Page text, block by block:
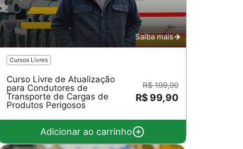
Saiba mais
Cursos Livres
Curso Livre de Atualização
para Condutores de
Transporte de Cargas de
Produtos Perigosos
R$ 199,90
R$ 99,90
Adicionar ao carrinho